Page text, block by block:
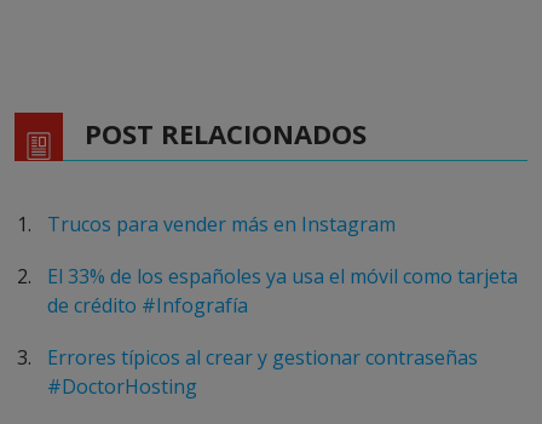
POST RELACIONADOS
Trucos para vender más en Instagram
El 33% de los españoles ya usa el móvil como tarjeta
de crédito #Infografía
Errores típicos al crear y gestionar contraseñas
#DoctorHosting